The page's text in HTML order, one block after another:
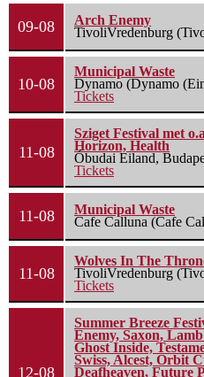
09-08
Arch Enemy
TivoliVredenburg
10-08
Municipal Waste
Dynamo (Dynamo
Tickets
11-08
Sziget Festival met
Horizon, Health
Óbudai Eiland,
Tickets
11-08
Municipal Waste
Cafe Calluna (Cafe
11-08
Wolves In The
TivoliVredenburg
Tickets
12-08
Summer Breeze
Enemy, Saxon,
Ghost Inside,
Swiss, Alcest, Orbit
Deafheaven, Future